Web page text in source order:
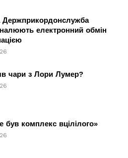
електронний обмін
чари з Лори Лумер?
був комплекс вцілілого»